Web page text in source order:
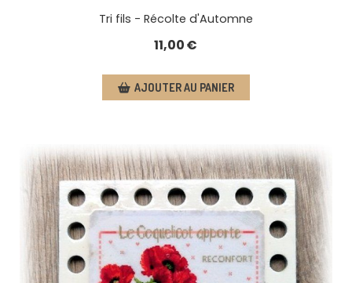
Tri fils - Récolte d'Automne
11,00€
AJOUTER AU PANIER